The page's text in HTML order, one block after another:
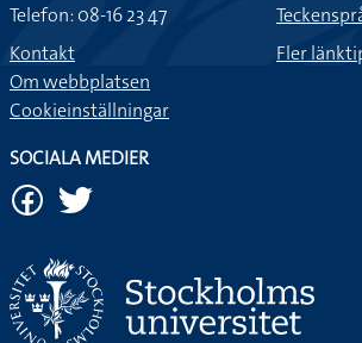
Telefon: 08-16 23 47
Kontakt
Om webbplatsen
Cookieinställningar
Fler
SOCIALA MEDIER